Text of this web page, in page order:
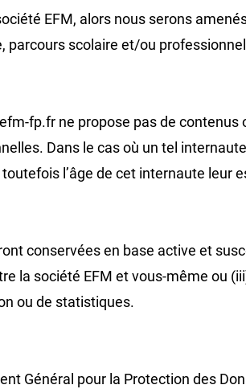
EFM, alors nous serons
parcours scolaire et/ou
fp.fr ne propose pas de contenus
Dans le cas où un tel
l’âge de cet internaute leur
conservées en base active et
la société EFM et vous-même ou
ou de statistiques.
Général pour la Protection des